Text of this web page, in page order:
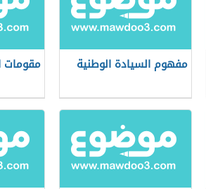
مفهوم السيادة الوطنية مقومات